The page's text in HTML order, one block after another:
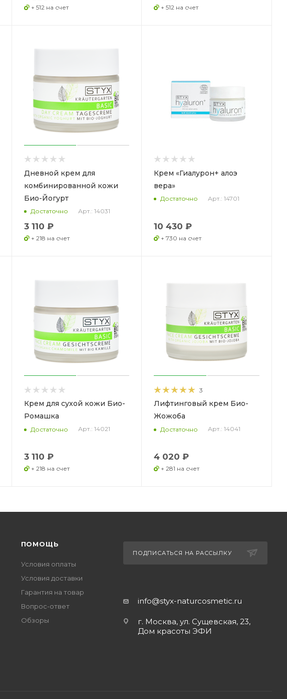
+ 512 на счет + 512 на счет
Дневной крем для
комбинированной кожи
Био-Йогурт
Достаточно Арт.: 14031
3 110 ₽
+ 218 на счет
Крем «Гиалурон+ алоэ
вера»
Достаточно Арт.: 14701
10 430 ₽
+ 730 на счет
Крем для сухой кожи Био-
Ромашка
Достаточно Арт.: 14021
3 110 ₽
+ 218 на счет
3
Лифтинговый крем Био-
Жожоба
Достаточно Арт.: 14041
4 020 ₽
+ 281 на счет
ПОМОЩЬ
Условия оплаты
Условия доставки
Гарантия на товар
Вопрос-ответ
Обзоры
ПОДПИСАТЬСЯ НА РАССЫЛКУ
info@styx-naturcosmetic.ru
г. Москва, ул. Сущевская, 23,
Дом красоты ЭФИ